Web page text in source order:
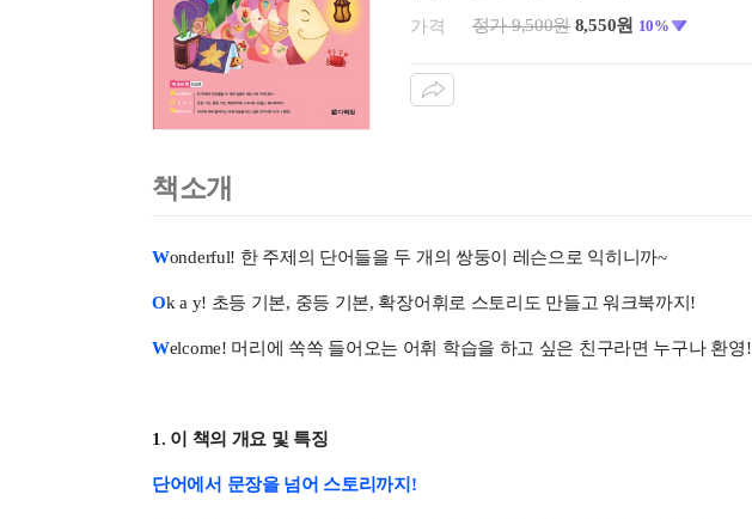
가격 정가 9,500원 8,550원 10%
책소개
Wonderful! 한 주제의 단어들을 두 개의 쌍둥이 레슨으로 익히니까~
Ok a y! 초등 기본, 중등 기본, 확장어휘로 스토리도 만들고 워크북까지!
Welcome! 머리에 쏙쏙 들어오는 어휘 학습을 하고 싶은 친구라면 누구나 환영!
1. 이 책의 개요 및 특징
단어에서 문장을 넘어 스토리까지!